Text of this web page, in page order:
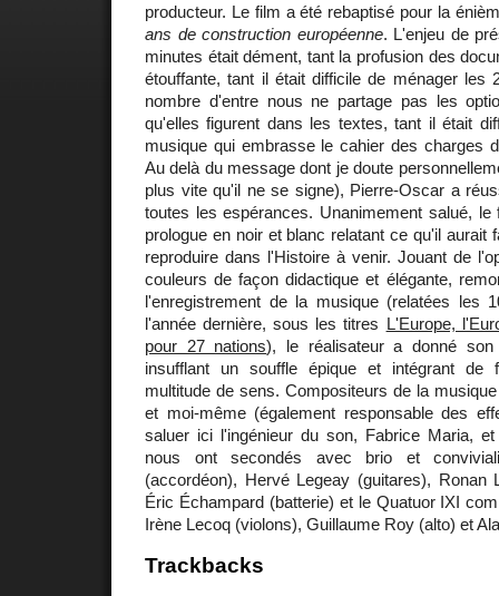
producteur. Le film a été rebaptisé pour la
ans de construction européenne. L'enjeu de
minutes était dément, tant la profusion des
étouffante, tant il était difficile de ménager les
nombre d'entre nous ne partage pas les
qu'elles figurent dans les textes, tant il était
musique qui embrasse le cahier des charges
Au delà du message dont je doute
plus vite qu'il ne se signe), Pierre-Oscar a
toutes les espérances. Unanimement salué,
prologue en noir et blanc relatant ce qu'il aurait
reproduire dans l'Histoire à venir. Jouant de
couleurs de façon didactique et élégante,
l'enregistrement de la musique (relatées les
l'année dernière, sous les titres L'Europe,
pour 27 nations), le réalisateur a donné
insufflant un souffle épique et intégrant de
multitude de sens. Compositeurs de la
et moi-même (également responsable des
saluer ici l'ingénieur du son, Fabrice Maria,
nous ont secondés avec brio et
(accordéon), Hervé Legeay (guitares), Ronan
Éric Échampard (batterie) et le Quatuor IXI
Irène Lecoq (violons), Guillaume Roy (alto) et
Trackbacks